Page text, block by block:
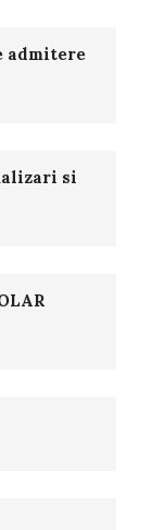
admitere
si